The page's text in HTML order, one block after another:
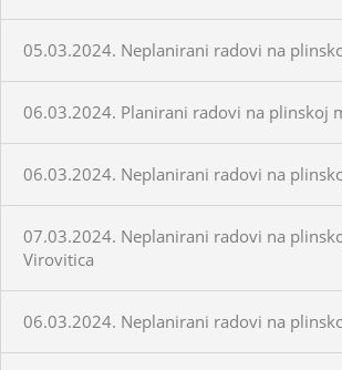
05.03.2024. Neplanirani radovi na
06.03.2024. Planirani radovi na plinskoj
06.03.2024. Neplanirani radovi na
07.03.2024. Neplanirani radovi na
Virovitica
06.03.2024. Neplanirani radovi na